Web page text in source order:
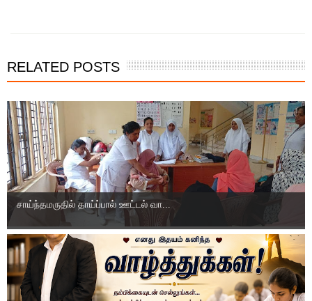
RELATED POSTS
சாய்ந்தமருதில் தாய்ப்பால் ஊட்டல் வா...